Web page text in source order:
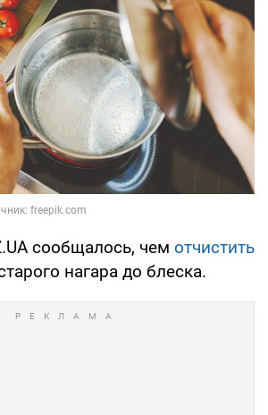
сообщалось, чем отчистить
нагара до блеска.